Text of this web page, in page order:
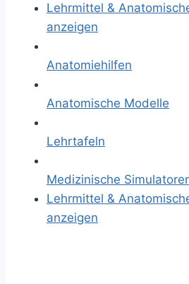
Lehrmittel &
anzeigen
Anatomiehilfen
Anatomische Modelle
Lehrtafeln
Medizinische
Lehrmittel &
anzeigen